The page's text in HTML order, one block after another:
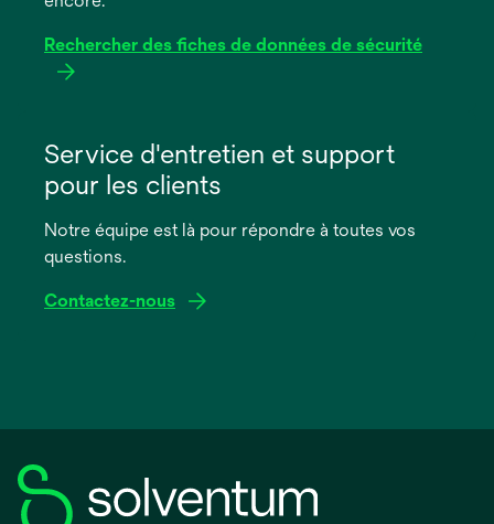
Rechercher des fiches de données de sécurité
dans
nouvel
onglet
Service d'entretien et support
pour les clients
Notre équipe est là pour répondre à toutes vos
questions.
Contactez-nous